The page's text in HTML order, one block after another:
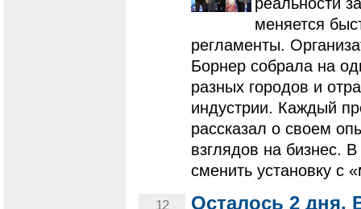
меняется
регламенты.
Борнер собрала на
разных городов и
индустрии. Каждый
рассказал о своем
взглядов на бизнес.
сменить установку с
12
Осталось 2 дня.